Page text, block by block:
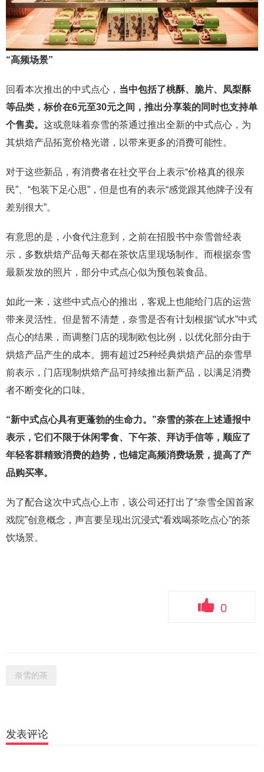
“高频场景”
回看本次推出的中式点心， 当中包括了桃酥、脆片、凤梨酥
等品类，标价在6元至30元之间，推出分享装的同时也支持单
个售卖。 这或意味着奈雪的茶通过推出全新的中式点心，为
其烘焙产品拓宽价格光谱，以带来更多的消费可能性。
对于这些新品，有消费者在社交平台上表示“价格真的很亲
民”、“包装下足心思”，但是也有的表示“感觉跟其他牌子没有
差别很大”。
有意思的是，小食代注意到，之前在招股书中奈雪曾经表
示，多数烘焙产品每天都在茶饮店里现场制作。而根据奈雪
最新发放的照片，部分中式点心似为预包装食品。
如此一来，这些中式点心的推出，客观上也能给门店的运营
带来灵活性。但是暂不清楚，奈雪是否有计划根据“试水”中式
点心的结果，而调整门店的现制欧包比例，以优化部分由于
烘焙产品产生的成本。拥有超过25种经典烘焙产品的奈雪早
前表示，门店现制烘焙产品可持续推出新产品，以满足消费
者不断变化的口味。
“新中式点心具有更蓬勃的生命力。”奈雪的茶在上述通报中
表示，它们不限于休闲零食、下午茶、拜访手信等，顺应了
年轻客群精致消费的趋势，也锚定高频消费场景，提高了产
品购买率。
为了配合这次中式点心上市，该公司还打出了“奈雪全国首家
戏院”创意概念，声言要呈现出沉浸式“看戏喝茶吃点心”的茶
饮场景。
0
奈雪的茶
发表评论